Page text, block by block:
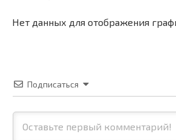
Нет данных для отображения
Подписаться